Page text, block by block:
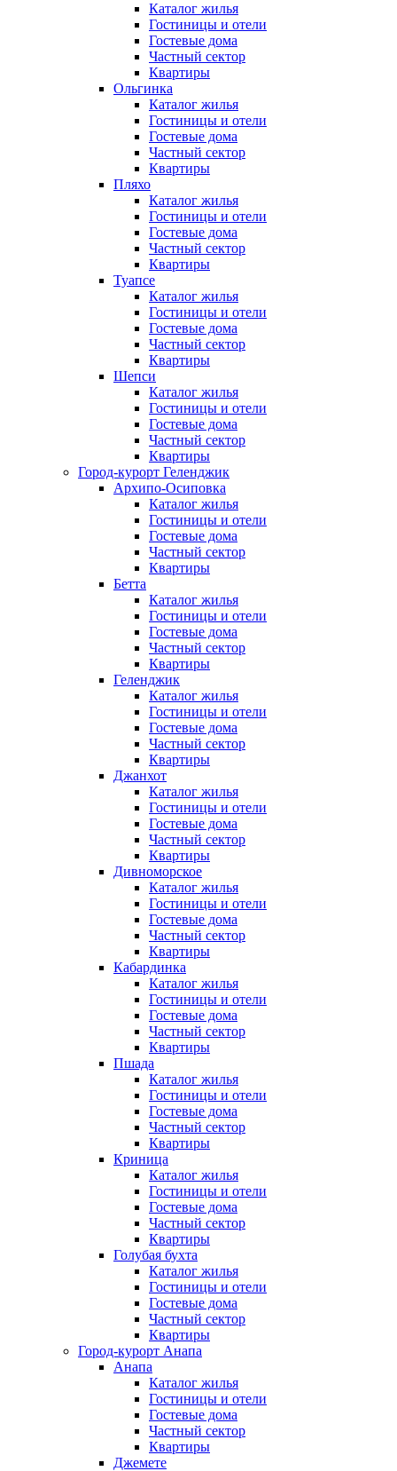
Каталог жилья
Гостиницы и отели
Гостевые дома
Частный сектор
Квартиры
Ольгинка
Каталог жилья
Гостиницы и отели
Гостевые дома
Частный сектор
Квартиры
Пляхо
Каталог жилья
Гостиницы и отели
Гостевые дома
Частный сектор
Квартиры
Туапсе
Каталог жилья
Гостиницы и отели
Гостевые дома
Частный сектор
Квартиры
Шепси
Каталог жилья
Гостиницы и отели
Гостевые дома
Частный сектор
Квартиры
Город-курорт Геленджик
Архипо-Осиповка
Каталог жилья
Гостиницы и отели
Гостевые дома
Частный сектор
Квартиры
Бетта
Каталог жилья
Гостиницы и отели
Гостевые дома
Частный сектор
Квартиры
Геленджик
Каталог жилья
Гостиницы и отели
Гостевые дома
Частный сектор
Квартиры
Джанхот
Каталог жилья
Гостиницы и отели
Гостевые дома
Частный сектор
Квартиры
Дивноморское
Каталог жилья
Гостиницы и отели
Гостевые дома
Частный сектор
Квартиры
Кабардинка
Каталог жилья
Гостиницы и отели
Гостевые дома
Частный сектор
Квартиры
Пшада
Каталог жилья
Гостиницы и отели
Гостевые дома
Частный сектор
Квартиры
Криница
Каталог жилья
Гостиницы и отели
Гостевые дома
Частный сектор
Квартиры
Голубая бухта
Каталог жилья
Гостиницы и отели
Гостевые дома
Частный сектор
Квартиры
Город-курорт Анапа
Анапа
Каталог жилья
Гостиницы и отели
Гостевые дома
Частный сектор
Квартиры
Джемете